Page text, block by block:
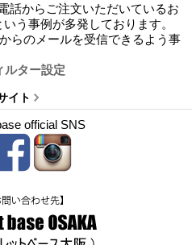
話からご注文いただいているお
う事例が多発しております。
らのメールを受信できるよう事
ルター設定
イト
official SNS